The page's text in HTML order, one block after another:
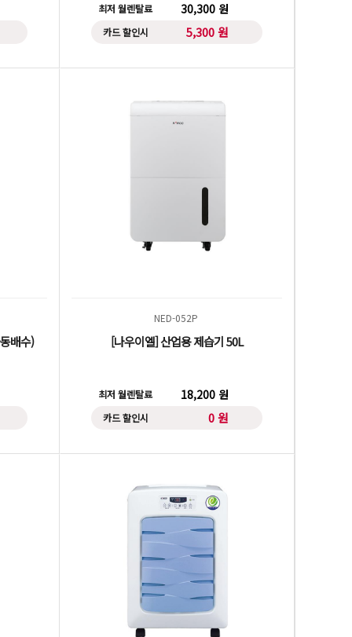
최저 월렌탈료 30,300 원
카드 할인시 5,300 원
배수)
NED-052P
[나우이엘] 산업용 제습기 50L
최저 월렌탈료 18,200 원
카드 할인시 0 원